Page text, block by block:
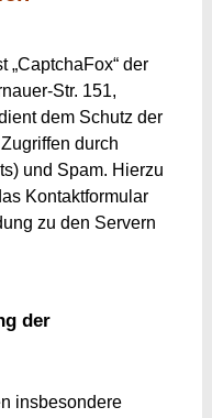
„CaptchaFox“ der
Str. 151,
dem Schutz der
durch
und Spam. Hierzu
Kontaktformular
zu den Servern
der
insbesondere